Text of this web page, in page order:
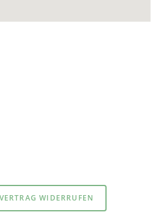
VERTRAG WIDERRUFEN